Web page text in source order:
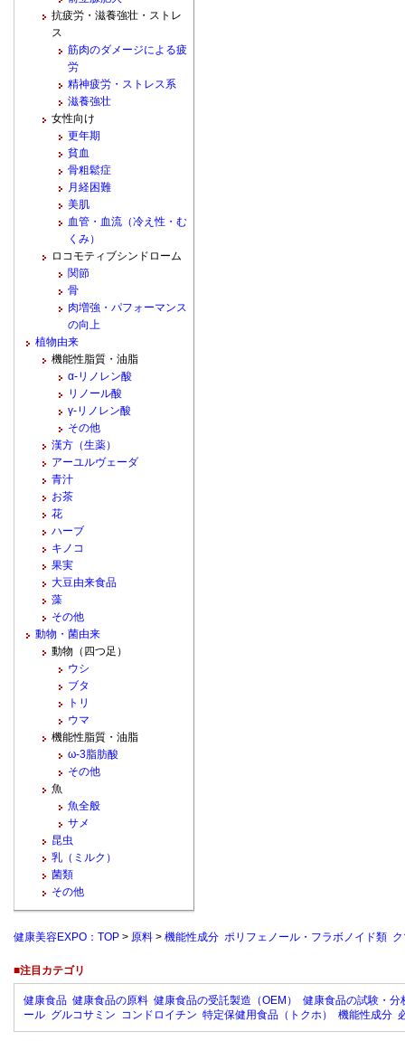
抗疲労・滋養強壮・ストレ
ス
筋肉のダメージによる疲
労
精神疲労・ストレス系
滋養強壮
女性向け
更年期
貧血
骨粗鬆症
月経困難
美肌
血管・血流（冷え性・む
くみ）
ロコモティブシンドローム
関節
骨
肉増強・パフォーマンス
の向上
植物由来
機能性脂質・油脂
α-リノレン酸
リノール酸
γ-リノレン酸
その他
漢方（生薬）
アーユルヴェーダ
青汁
お茶
花
ハーブ
キノコ
果実
大豆由来食品
藻
その他
動物・菌由来
動物（四つ足）
ウシ
ブタ
トリ
ウマ
機能性脂質・油脂
ω-3脂肪酸
その他
魚
魚全般
サメ
昆虫
乳（ミルク）
菌類
その他
健康美容EXPO：TOP > 原料 > 機能性成分 ポリフェノール・フラボノイド類
■注目カテゴリ
健康食品 健康食品の原料 健康食品の受託製造（OEM）
健康食品の試験・分
ール グルコサミン コンドロイチン 特定保健用食品（トクホ） 機能性成分